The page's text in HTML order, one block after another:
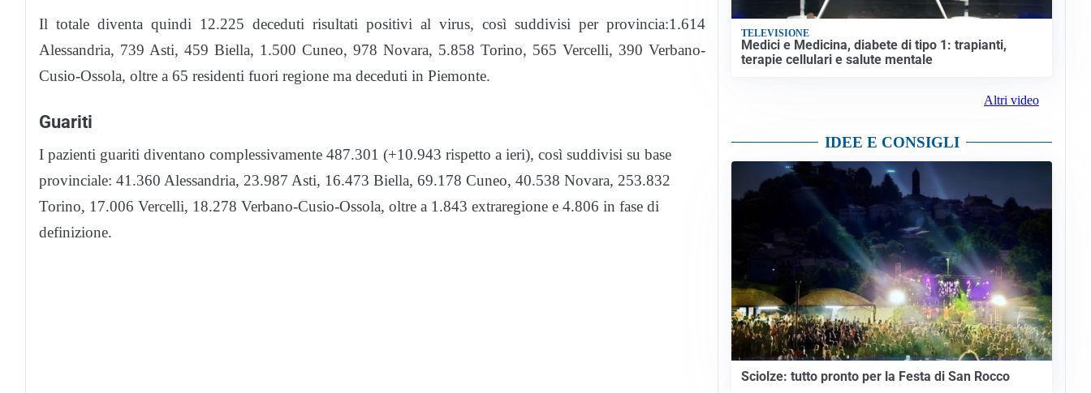
Il totale diventa quindi 12.225 deceduti risultati positivi al virus, così suddivisi per provincia:1.614
Alessandria, 739 Asti, 459 Biella, 1.500 Cuneo, 978 Novara, 5.858 Torino, 565 Vercelli, 390 Verbano-
Cusio-Ossola, oltre a 65 residenti fuori regione ma deceduti in Piemonte.
Guariti
I pazienti guariti diventano complessivamente 487.301 (+10.943 rispetto a ieri), così suddivisi su base
provinciale: 41.360 Alessandria, 23.987 Asti, 16.473 Biella, 69.178 Cuneo, 40.538 Novara, 253.832
Torino, 17.006 Vercelli, 18.278 Verbano-Cusio-Ossola, oltre a 1.843 extraregione e 4.806 in fase di
definizione.
TELEVISIONE
Medici e Medicina, diabete di tipo 1: trapianti,
terapie cellulari e salute mentale
Altri video
IDEE E CONSIGLI
Sciolze: tutto pronto per la Festa di San Rocco